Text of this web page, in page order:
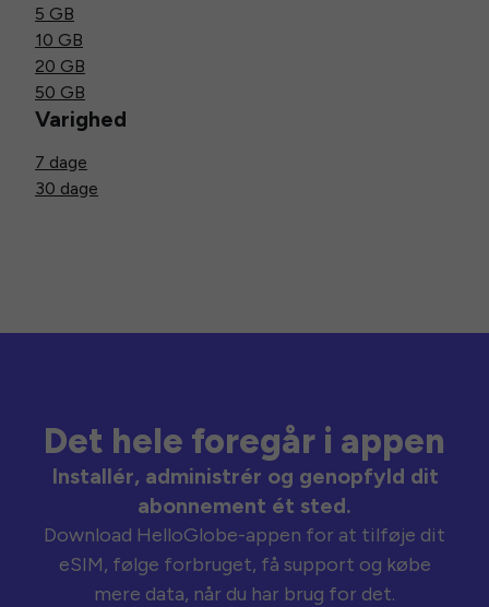
5 GB
10 GB
20 GB
50 GB
Varighed
7 dage
30 dage
Det hele foregår i appen
Installér, administrér og genopfyld dit
abonnement ét sted.
Download HelloGlobe-appen for at tilføje dit
eSIM, følge forbruget, få support og købe
mere data, når du har brug for det.